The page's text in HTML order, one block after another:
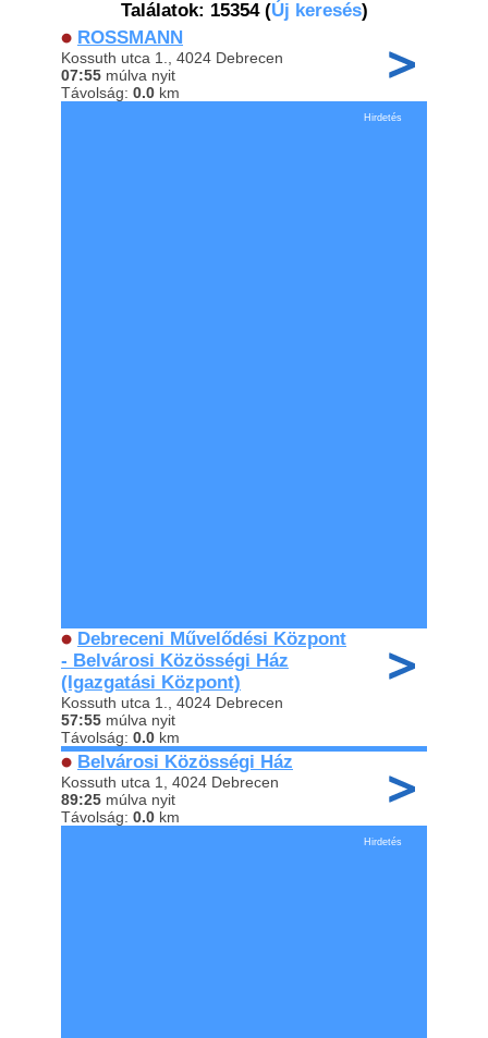
Találatok: 15354(Új keresés)
ROSSMANN
Kossuth utca 1., 4024 Debrecen
07:55 múlva nyit
Távolság: 0.0 km
Hirdetés
Debreceni Művelődési Központ
- Belvárosi Közösségi Ház
(Igazgatási Központ)
Kossuth utca 1., 4024 Debrecen
57:55 múlva nyit
Távolság: 0.0 km
Belvárosi Közösségi Ház
Kossuth utca 1, 4024 Debrecen
89:25 múlva nyit
Távolság: 0.0 km
Hirdetés